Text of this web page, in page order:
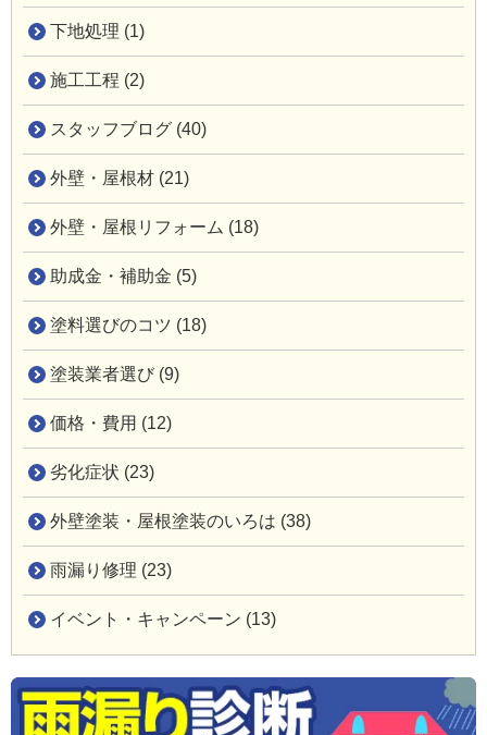
下地処理 (1)
施工工程 (2)
スタッフブログ (40)
外壁・屋根材 (21)
外壁・屋根リフォーム (18)
助成金・補助金 (5)
塗料選びのコツ (18)
塗装業者選び (9)
価格・費用 (12)
劣化症状 (23)
外壁塗装・屋根塗装のいろは (38)
雨漏り修理 (23)
イベント・キャンペーン (13)